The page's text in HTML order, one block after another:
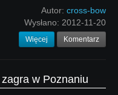
Autor: cross-bow
Wysłano: 2012-11-20
Więcej Komentarz
w Poznaniu